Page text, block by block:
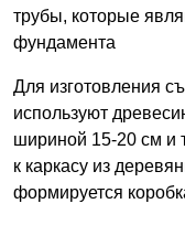
трубы, которые
фундамента
Для изготовления
используют
шириной 15-20 см и
к каркасу из
формируется